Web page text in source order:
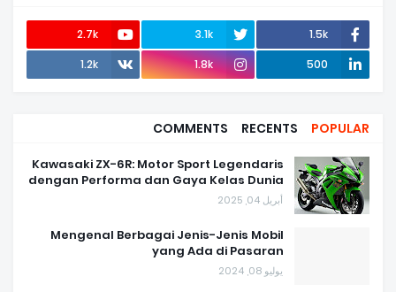
1.5k
3.1k
2.7k
500
1.8k
1.2k
POPULAR
RECENTS
COMMENTS
Kawasaki ZX-6R: Motor Sport Legendaris
dengan Performa dan Gaya Kelas Dunia
أبريل 04, 2025
Mengenal Berbagai Jenis-Jenis Mobil
yang Ada di Pasaran
يوليو 08, 2024